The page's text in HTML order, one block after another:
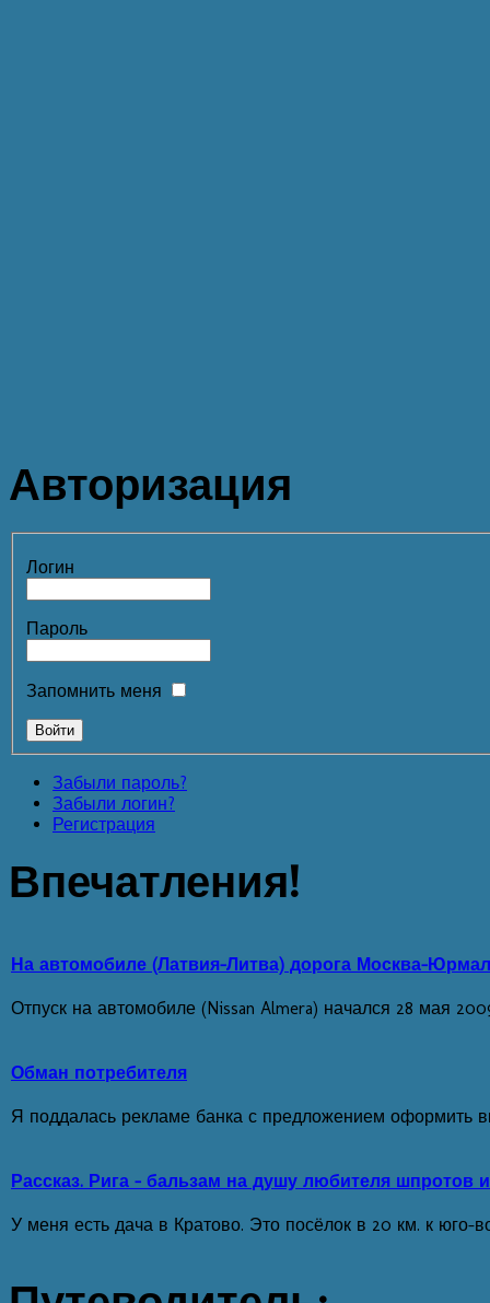
Авторизация
Логин
Пароль
Запомнить меня
Забыли пароль?
Забыли логин?
Регистрация
Впечатления!
На автомобиле (Латвия-Литва) дорога Москва-
Отпуск на автомобиле (Nissan Almera) начался 28 мая
Обман потребителя
Я поддалась рекламе банка с предложением оформить
Рассказ. Рига - бальзам на душу любителя шпротов
У меня есть дача в Кратово. Это посёлок в 20 км. к юго-